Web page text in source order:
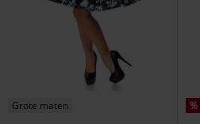
Grote maten %